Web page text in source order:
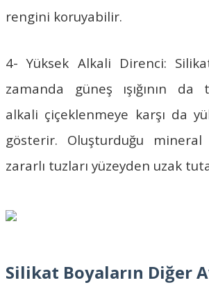
rengini koruyabilir.
4- Yüksek Alkali Direnci:
zamanda güneş ışığının da
alkali çiçeklenmeye karşı da
gösterir. Oluşturduğu
zararlı tuzları yüzeyden uzak
Silikat Boyaların Diğer